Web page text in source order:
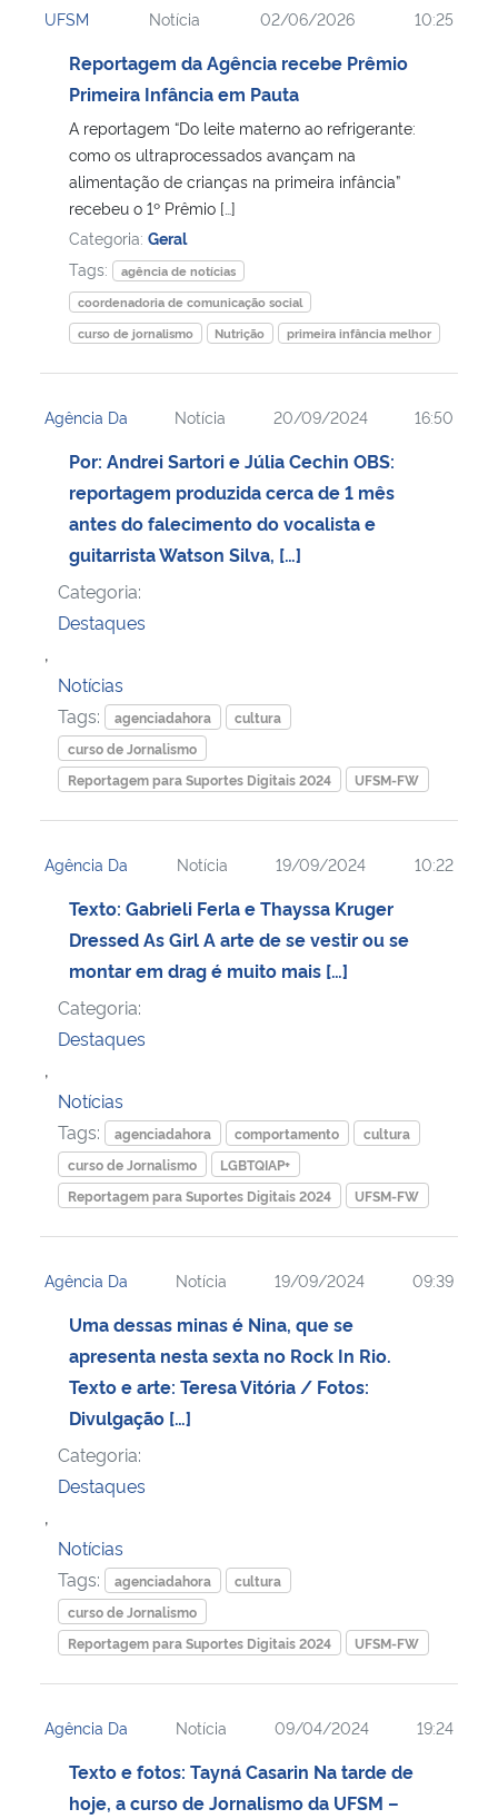
Ministério da Cidadania
Ministério da Saúde
Ministério de Minas e Energia
Ministério da Ciência, Tecnologia, Inovações e Comunicações
Ministério do Meio Ambiente
Ministério do Turismo
Ministério do Desenvolvimento Regional
Controladoria-Geral da União
Ministério da Mulher, da Família e dos Direitos Humanos
Secretaria-Geral
Secretaria de Governo
Gabinete de Segurança Institucional
Advocacia-Geral da União
Banco Central do Brasil
UFSM Notícia 02/06/2026 10:25
Reportagem da Agência recebe Prêmio
Primeira Infância em Pauta
A reportagem “Do leite materno ao refrigerante:
como os ultraprocessados avançam na
alimentação de crianças na primeira infância”
recebeu o 1º Prêmio […]
Categoria: Geral
Tags:
agência de notícias
coordenadoria de comunicação social
curso de jornalismo
Nutrição primeira infância melhor
Agência Da Notícia 20/09/2024 16:50
Por: Andrei Sartori e Júlia Cechin OBS:
reportagem produzida cerca de 1 mês
antes do falecimento do vocalista e
guitarrista Watson Silva, […]
Categoria:
Destaques
,
Notícias
Tags:
agenciadahora
cultura
curso de Jornalismo
Reportagem para Suportes Digitais 2024
UFSM-FW
Agência Da Notícia 19/09/2024 10:22
Texto: Gabrieli Ferla e Thayssa Kruger
Dressed As Girl A arte de se vestir ou se
montar em drag é muito mais […]
Categoria:
Destaques
,
Notícias
Tags:
agenciadahora comportamento
cultura
curso de Jornalismo
LGBTQIAP+
Reportagem para Suportes Digitais 2024
UFSM-FW
Agência Da Notícia 19/09/2024 09:39
Uma dessas minas é Nina, que se
apresenta nesta sexta no Rock In Rio.
Texto e arte: Teresa Vitória / Fotos:
Divulgação […]
Categoria:
Destaques
,
Notícias
Tags:
agenciadahora
cultura
curso de Jornalismo
Reportagem para Suportes Digitais 2024
UFSM-FW
Agência Da Notícia 09/04/2024 19:24
Texto e fotos: Tayná Casarin Na tarde de
hoje, a curso de Jornalismo da UFSM –